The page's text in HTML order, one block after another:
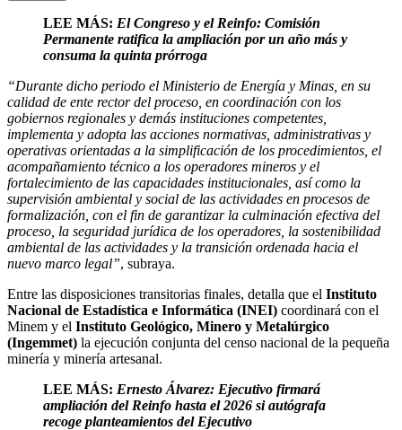
LEE MÁS: El Congreso y el Reinfo: Comisión
Permanente ratifica la ampliación por un año más y
consuma la quinta prórroga
“Durante dicho periodo el Ministerio de Energía y Minas, en su
calidad de ente rector del proceso, en coordinación con los
gobiernos regionales y demás instituciones competentes,
implementa y adopta las acciones normativas, administrativas y
operativas orientadas a la simplificación de los procedimientos, el
acompañamiento técnico a los operadores mineros y el
fortalecimiento de las capacidades institucionales, así como la
supervisión ambiental y social de las actividades en procesos de
formalización, con el fin de garantizar la culminación efectiva del
proceso, la seguridad jurídica de los operadores, la sostenibilidad
ambiental de las actividades y la transición ordenada hacia el
nuevo marco legal”, subraya.
Entre las disposiciones transitorias finales, detalla que el Instituto
Nacional de Estadística e Informática (INEI) coordinará con el
Minem y el Instituto Geológico, Minero y Metalúrgico
(Ingemmet) la ejecución conjunta del censo nacional de la pequeña
minería y minería artesanal.
LEE MÁS: Ernesto Álvarez: Ejecutivo firmará
ampliación del Reinfo hasta el 2026 si autógrafa
recoge planteamientos del Ejecutivo